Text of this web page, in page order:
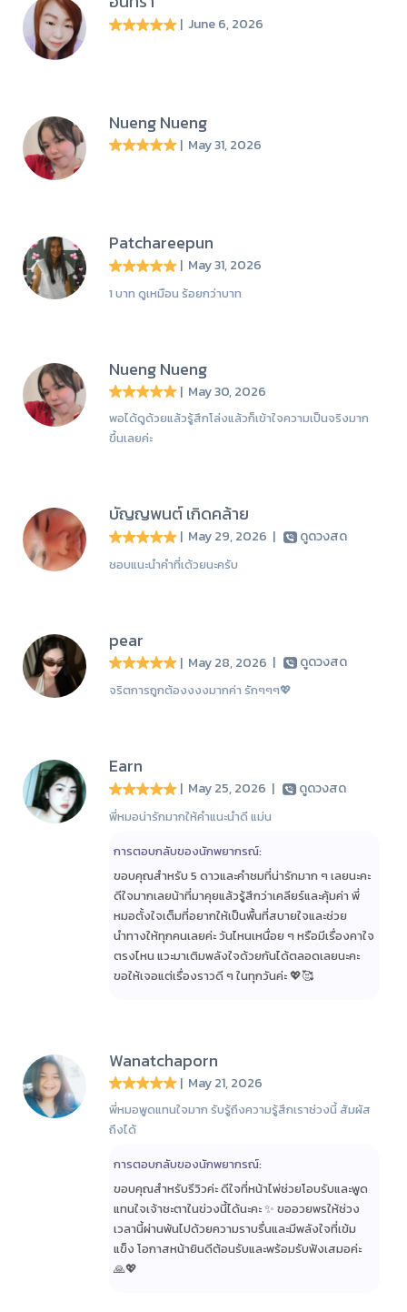
| June 6, 2026
Nueng Nueng
| May 31, 2026
Patchareepun
| May 31, 2026
1 บาท ดูเหมือน ร้อยกว่าบาท
Nueng Nueng
| May 30, 2026
พอได้ดูด้วยแล้วรู้สึกโล่งแล้วก็เข้าใจความเป็นจริงมาก
ขึ้นเลยค่ะ
บัญญพนต์ เกิดคล้าย
| May 29, 2026 | ดูดวงสด
ชอบแนะนำคำที่เด้วยนะครับ
pear
| May 28, 2026 | ดูดวงสด
จริตการถูกต้องงงงมากค่า รักๆๆๆ💖
Earn
| May 25, 2026 | ดูดวงสด
พี่หมอน่ารักมากให้คำแนะนำดี แม่น
การตอบกลับของนักพยากรณ์:
ขอบคุณสำหรับ 5 ดาวและคำชมที่น่ารักมาก ๆ เลยนะคะ
ดีใจมากเลยน้าที่มาคุยแล้วรู้สึกว่าเคลียร์และคุ้มค่า พี่
หมอตั้งใจเต็มที่อยากให้เป็นพื้นที่สบายใจและช่วย
นำทางให้ทุกคนเลยค่ะ วันไหนเหนื่อย ๆ หรือมีเรื่องคาใจ
ตรงไหน แวะมาเติมพลังใจด้วยกันได้ตลอดเลยนะคะ
ขอให้เจอแต่เรื่องราวดี ๆ ในทุกวันค่ะ 💖🥰
Wanatchaporn
| May 21, 2026
พี่หมอพูดแทนใจมาก รับรู้ถึงความรู้สึกเราช่วงนี้ สัมผัส
ถึงได้
การตอบกลับของนักพยากรณ์:
ขอบคุณสำหรับรีวิวค่ะ ดีใจที่หน้าไพ่ช่วยโอบรับและพูด
แทนใจเจ้าชะตาในข่วงนี้ได้นะคะ ✨ ขออวยพรให้ช่วง
เวลานี้ผ่านพ้นไปด้วยความราบรื่นและมีพลังใจที่เข้ม
แข็ง โอกาสหน้ายินดีต้อนรับและพร้อมรับฟังเสมอค่ะ
🙏💖